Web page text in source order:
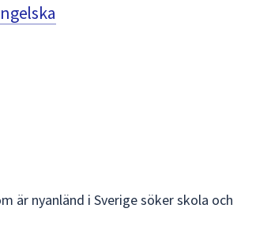
är nyanländ i Sverige söker skola och